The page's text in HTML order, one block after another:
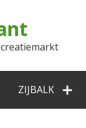
ZIJBALK